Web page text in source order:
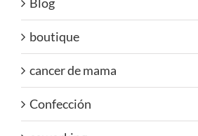
boutique
cancer de mama
Confección